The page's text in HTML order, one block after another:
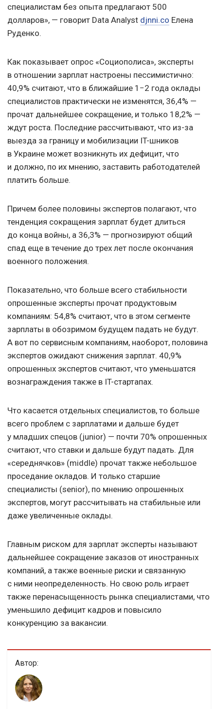
специалистам без опыта предлагают 500
долларов», — говорит Data Analyst djnni.co Елена
Руденко.
Как показывает опрос «Социополиса», эксперты
в отношении зарплат настроены пессимистично:
40,9% считают, что в ближайшие 1−2 года оклады
специалистов практически не изменятся, 36,4% —
прочат дальнейшее сокращение, и только 18,2% —
ждут роста. Последние рассчитывают, что из-за
выезда за границу и мобилизации IT-шников
в Украине может возникнуть их дефицит, что
и должно, по их мнению, заставить работодателей
платить больше.
Причем более половины экспертов полагают, что
тенденция сокращения зарплат будет длиться
до конца войны, а 36,3% — прогнозируют общий
спад еще в течение до трех лет после окончания
военного положения.
Показательно, что больше всего стабильности
опрошенные эксперты прочат продуктовым
компаниям: 54,8% считают, что в этом сегменте
зарплаты в обозримом будущем падать не будут.
А вот по сервисным компаниям, наоборот, половина
экспертов ожидают снижения зарплат. 40,9%
опрошенных экспертов считают, что уменьшатся
вознаграждения также в IT-стартапах.
Что касается отдельных специалистов, то больше
всего проблем с зарплатами и дальше будет
у младших спецов (junior) — почти 70% опрошенных
считают, что ставки и дальше будут падать. Для
«середнячков» (middle) прочат также небольшое
проседание окладов. И только старшие
специалисты (senior), по мнению опрошенных
экспертов, могут рассчитывать на стабильные или
даже увеличенные оклады.
Главным риском для зарплат эксперты называют
дальнейшее сокращение заказов от иностранных
компаний, а также военные риски и связанную
с ними неопределенность. Но свою роль играет
также перенасыщенность рынка специалистами, что
уменьшило дефицит кадров и повысило
конкуренцию за вакансии.
Автор: